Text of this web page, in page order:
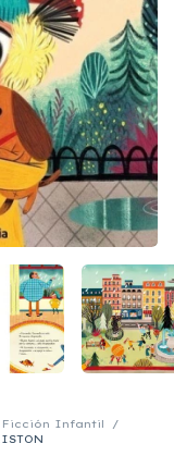
Ficción Infantil
/